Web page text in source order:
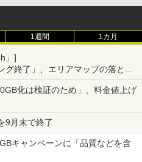
1週間 1カ月
」]
終了」、エリアマップの落とし
化は検証のため」、料金値上げ
9月末で終了
キャンペーンに「品質などを含